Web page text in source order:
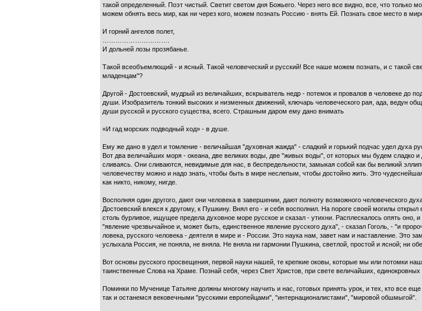
такой определен­ный. Поэт чистый. Светит светом дня Божьего. Через него все видно, все, что только
можем обнять весь мир, как ни через кого, можем познать Россию - внять Ей. Познать свое место в
И горний ангелов полет,
И дольней лозы прозябанье.
Такой всеобъемлющий - и ясный. Такой человече­ский и русский! Все наше можем познать, и с такой
младенцам"?
Другой - Достоевский, мудрый из величайших, вскрыватель недр - потемок и провалов в человеке до
души. Изобразитель тонкий высоких и низменных движений, ключарь человеческого рая, ада, ведун
души русской и русского су­щества, всего. Страшным даром ему дано внимать
«И гад морских подводный ход» - в душе.
Ему же дано в удел и томление - величайшая "духовная жажда" - сладкий и горький подчас удел духа
Вот два величайших моря - океана, две ве­ликих воды, две "живых воды", от которых мы будем сладко
сливаясь. Они сливаются, невидимые для нас, в беспредельности, замыкая собой как бы великий
человечеству можно и надо знать, что­бы быть в мире неслепым, чтобы достойно жить. Это
как никто, никому, нигде.
Восполняя один другого, дают они человека в за­вершении, дают полноту возможного человеческого
Достоевский влекся к другому, к Пушкину. Внял его - и себя восполнил. На пороге своей могилы
столь бурливое, ищущее предела духовное море русское и сказал - утихни. Расплес­калось опять
"явление чрез­вычайное и, может быть, единственное явление русского ду­ха", - сказал Гоголь, - "и
ловека, русского человека - деятеля в мире и - России. Это наука нам, завет нам и наставление. Это
услыхала Россия, не поняла, не вняла. Не вняла ни гармонии Пушкина, светлой, простой и ясной;
Вот основы русского просвещения, первой науки нашей, те крепкие оковы, которые мы или потомки
таинственные Слова на Храме. Познай себя, через Свет Христов, при свете величайших,
Поминки по Мученице Татьяне должны многому научить и нас, готовых принять урок, и тех, кто все
так и останемся вековечными "русскими европейцами", "интернационалистами", "мировой обшмыгой".